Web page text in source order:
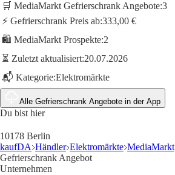
🛒 MediaMarkt Gefrierschrank Angebote:3
⚡ Gefrierschrank Preis ab:333,00 €
🛍️ MediaMarkt Prospekte:2
⏳ Zuletzt aktualisiert:20.07.2026
📬 Kategorie:Elektromärkte
Alle Gefrierschrank Angebote in der App
Du bist hier
10178 Berlin
kaufDA Händler Elektromärkte MediaMarkt
Gefrierschrank Angebot
Unternehmen